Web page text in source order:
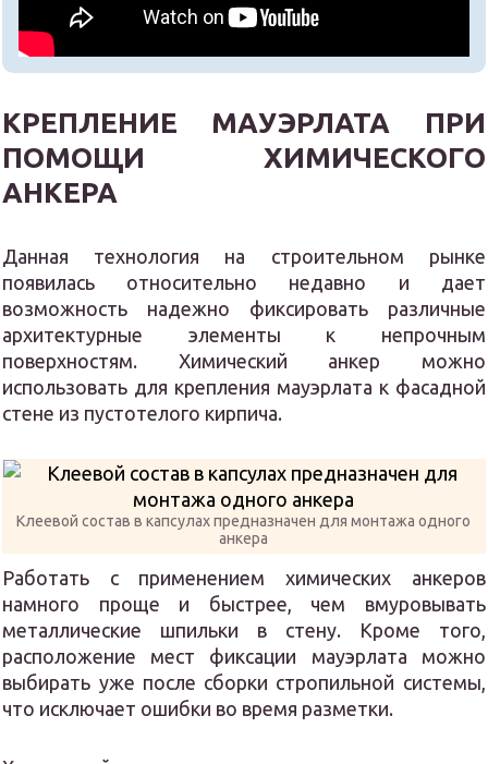
КРЕПЛЕНИЕ МАУЭРЛАТА ПРИ
ПОМОЩИ ХИМИЧЕСКОГО
АНКЕРА
Данная технология на строительном рынке
появилась относительно недавно и дает
возможность надежно фиксировать различные
архитектурные элементы к непрочным
поверхностям. Химический анкер можно
использовать для крепления мауэрлата к фасадной
стене из пустотелого кирпича.
Клеевой состав в капсулах предназначен для монтажа одного
анкера
Работать с применением химических анкеров
намного проще и быстрее, чем вмуровывать
металлические шпильки в стену. Кроме того,
расположение мест фиксации мауэрлата можно
выбирать уже после сборки стропильной системы,
что исключает ошибки во время разметки.